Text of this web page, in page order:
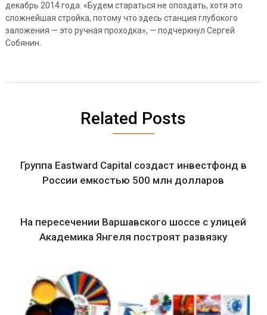
декабрь 2014 года. «Будем стараться не опоздать, хотя это
сложнейшая стройка, потому что здесь станция глубокого
заложения — это ручная проходка», — подчеркнул Сергей
Собянин.
Related Posts
Группа Eastward Capital создаст инвестфонд в
России емкостью 500 млн долларов
На пересечении Варшавского шоссе с улицей
Академика Янгеля построят развязку